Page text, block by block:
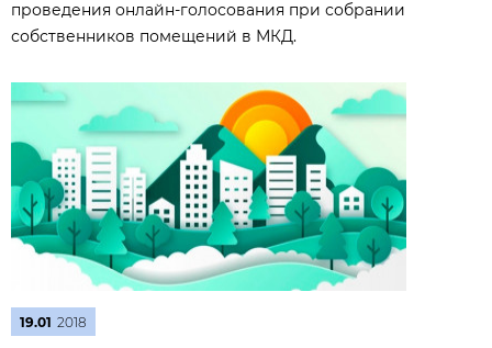
проведения онлайн-голосования при собрании
собственников помещений в МКД.
19.01 2018